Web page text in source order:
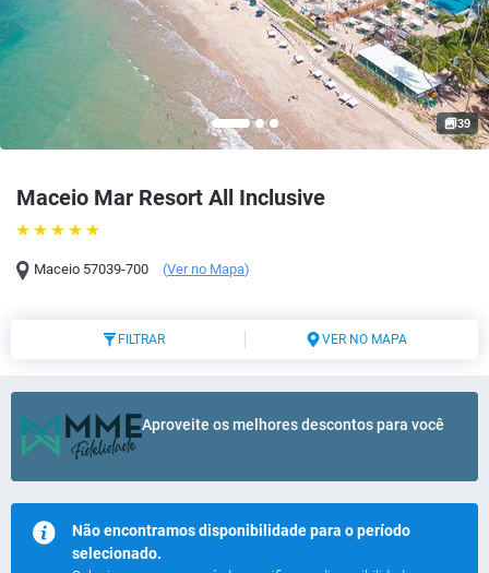
Maceio Mar Resort All Inclusive
Maceio 57039-700 (Ver no Mapa)
39
FILTRAR VER NO MAPA
Aproveite os melhores descontos para você
Não encontramos disponibilidade para o período
selecionado.